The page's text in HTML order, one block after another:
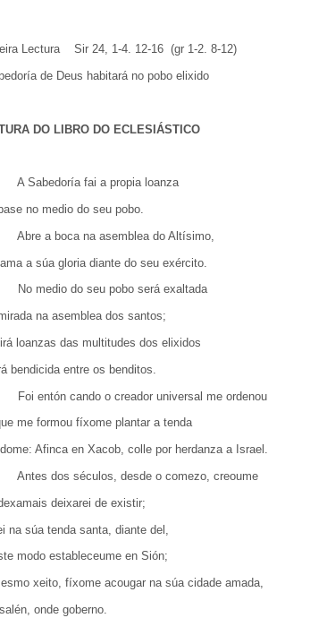
Lectura Sir 24, 1-4. 12-16 (gr 1-2. 8-12)
de Deus habitará no pobo elixido
DO LIBRO DO ECLESIÁSTICO
fai a propia loanza
no medio do seu pobo.
a boca na asemblea do Altísimo,
a súa gloria diante do seu exército.
medio do seu pobo será exaltada
na asemblea dos santos;
loanzas das multitudes dos elixidos
bendicida entre os benditos.
entón cando o creador universal me ordenou
me formou fíxome plantar a tenda
Afinca en Xacob, colle por herdanza a Israel.
dos séculos, desde o comezo, creoume
deixarei de existir;
na súa tenda santa, diante del,
modo estableceume en Sión;
xeito, fíxome acougar na súa cidade amada,
onde goberno.